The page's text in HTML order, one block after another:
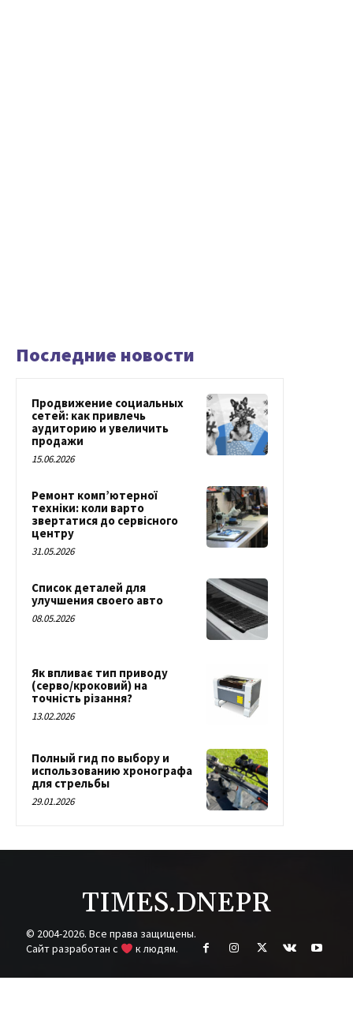
Последние новости
Продвижение социальных
сетей: как привлечь
аудиторию и увеличить
продажи
15.06.2026
Ремонт комп’ютерної
техніки: коли варто
звертатися до сервісного
центру
31.05.2026
Список деталей для
улучшения своего авто
08.05.2026
Як впливає тип приводу
(серво/кроковий) на
точність різання?
13.02.2026
Полный гид по выбору и
использованию хронографа
для стрельбы
29.01.2026
TIMES.DNEPR
© 2004-2026. Все права защищены.
Cайт разработан с
к людям.